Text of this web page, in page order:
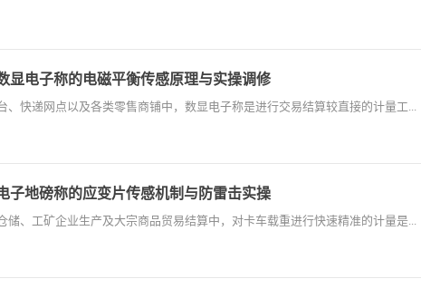
显电子称的电磁平衡传感原理与实操调修
、快递网点以及各类零售商铺中，数显电子称是进行交易结算较直接的计量工...
子地磅称的应变片传感机制与防雷击实操
储、工矿企业生产及大宗商品贸易结算中，对卡车载重进行快速精准的计量是...